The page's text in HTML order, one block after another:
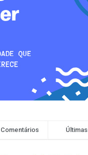
Comentários Últimas